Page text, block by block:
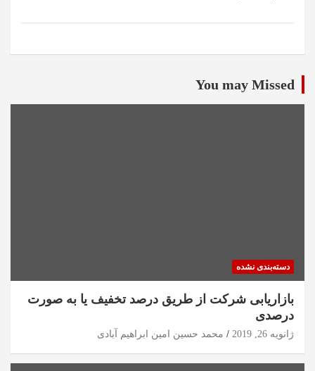
You may Missed
دسته‌بندی نشده
بازاریابی شرکت از طریق درصد تخفیف یا به صورت
درصدی
ژانویه 26, 2019 محمد حسین امین ابراهیم آبادی